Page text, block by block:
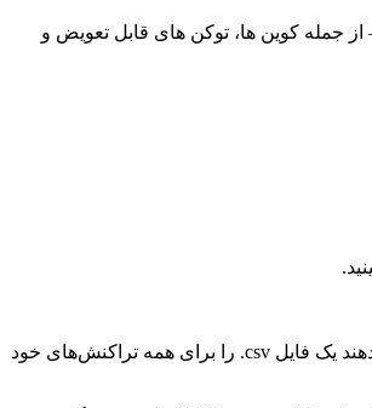
جمله کوین ها، توکن های قابل تعویض و
این میتواند برای پیگیری موجودی توکن‌ها و شناسایی ایردراپ‌هایی که ممکن است دریافت کرده‌اید مفید باشد، در حالی که اکثر مرورگر های دیگر به شما اجازه میدهند یک فایل csv. را برای همه تراکنش‌های خود